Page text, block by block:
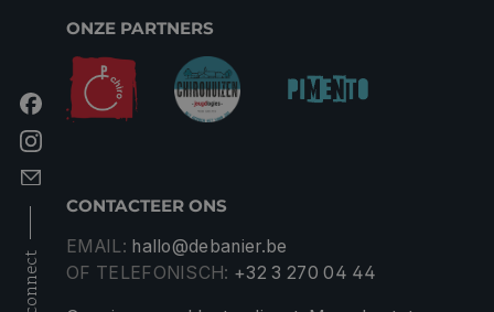
connect
ONZE PARTNERS
CONTACTEER ONS
EMAIL: hallo@debanier.be
OF TELEFONISCH: +32 3 270 04 44